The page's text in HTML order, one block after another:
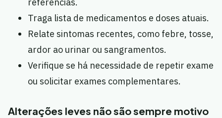
referências.
Traga lista de medicamentos e doses atuais.
Relate sintomas recentes, como febre, tosse,
ardor ao urinar ou sangramentos.
Verifique se há necessidade de repetir exame
ou solicitar exames complementares.
Alterações leves não são sempre motivo